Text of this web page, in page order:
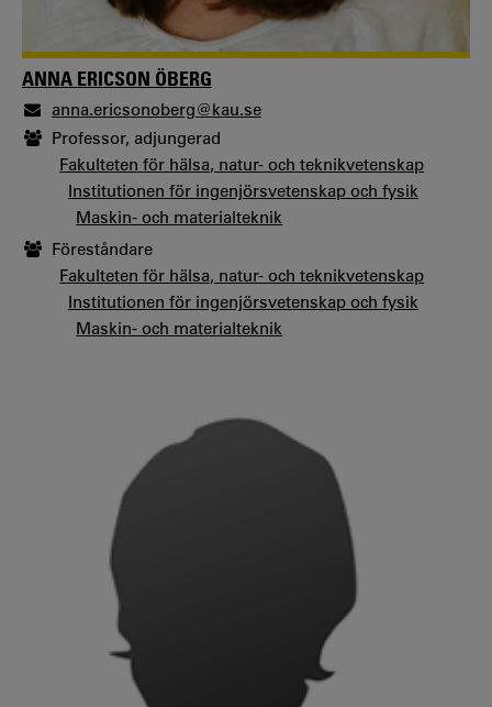
ANNA ERICSON ÖBERG
anna.ericsonoberg@kau.se
Professor, adjungerad
Fakulteten för hälsa, natur- och teknikvetenskap
Institutionen för ingenjörsvetenskap och fysik
Maskin- och materialteknik
Föreståndare
Fakulteten för hälsa, natur- och teknikvetenskap
Institutionen för ingenjörsvetenskap och fysik
Maskin- och materialteknik